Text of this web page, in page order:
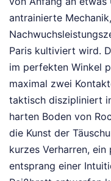
antrainierte
Paris kultiviert wird.
im perfekten Winkel
maximal zwei
taktisch diszipliniert
harten Boden von
die Kunst der
kurzes Verharren,
entsprang einer